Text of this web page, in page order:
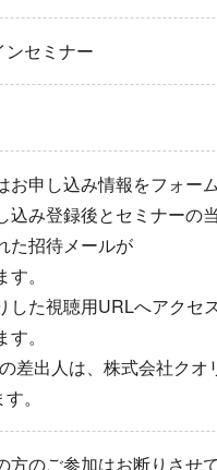
ンセミナー
お申し込み情報をフォー
込み登録後とセミナーの
た招待メールが
。
した視聴用URLへアクセ
。
差出人は、株式会社ク
。
方のご参加はお断りさせ